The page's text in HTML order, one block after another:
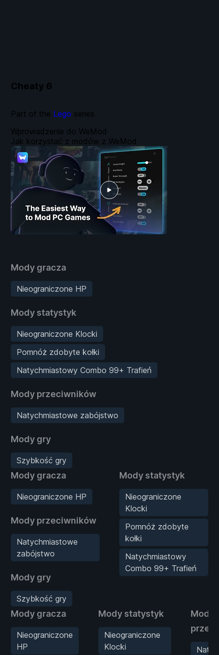
Cheaty 6
Mody gracza
Nieograniczone HP
Mody statystyk
Nieograniczone Klocki
Pomnóż zdobyte kołki
Natychmiastowy Combo 99+ Trafień
Mody przeciwników
Natychmiastowe zabójstwo
Mody gry
Szybkość gry
Mody gracza
Nieograniczone HP
Mody przeciwników
Natychmiastowe
zabójstwo
Mody gry
Szybkość gry
Mody statystyk
Nieograniczone
Klocki
Pomnóż zdobyte
kołki
Natychmiastowy
Combo 99+ Trafień
Mody gracza
Nieograniczone
HP
Mody statystyk
Nieograniczone
Klocki
Mody
Wprowadzenie do WeMod
Jak korzystać z modów z WeMod
Part of the Lego series